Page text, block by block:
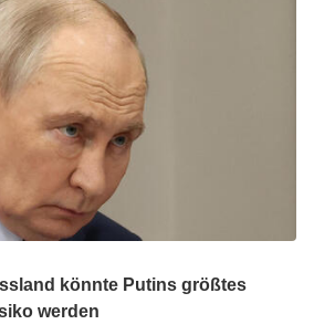
könnte Putins größtes
werden